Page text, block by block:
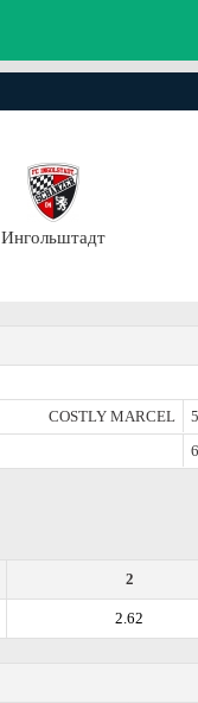
Ингольштадт
COSTLY MARCEL
2
2.62